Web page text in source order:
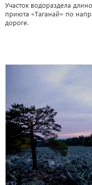
Участок водораздела
приюта «Таганай» по
дороге.